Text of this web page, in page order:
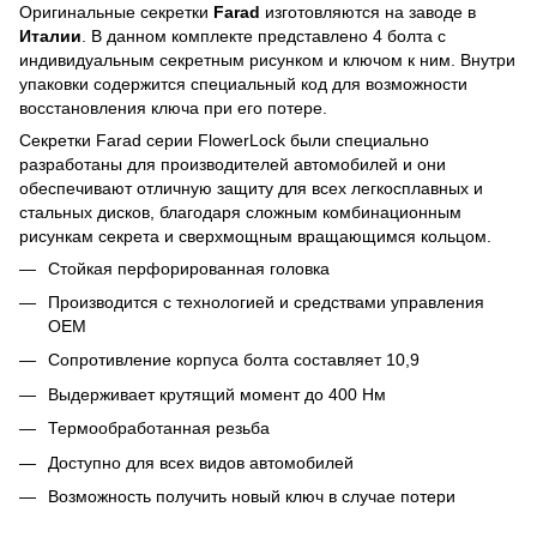
Оригинальные секретки Farad изготовляются на заводе в
Италии . В данном комплекте представлено 4 болта с
индивидуальным секретным рисунком и ключом к ним. Внутри
упаковки содержится специальный код для возможности
восстановления ключа при его потере.
Секретки Farad серии FlowerLock были специально
разработаны для производителей автомобилей и они
обеспечивают отличную защиту для всех легкосплавных и
стальных дисков, благодаря сложным комбинационным
рисункам секрета и сверхмощным вращающимся кольцом.
Стойкая перфорированная головка
Производится с технологией и средствами управления
OEM
Сопротивление корпуса болта составляет 10,9
Выдерживает крутящий момент до 400 Нм
Термообработанная резьба
Доступно для всех видов автомобилей
Возможность получить новый ключ в случае потери